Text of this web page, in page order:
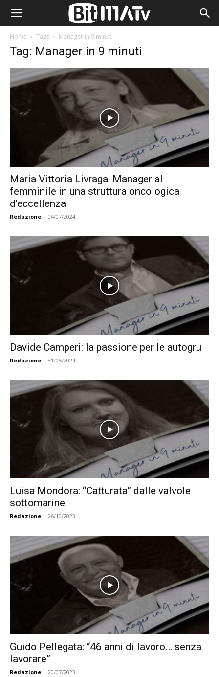
Home Tags Manager in 9 minuti
Tag: Manager in 9 minuti
Maria Vittoria Livraga: Manager al
femminile in una struttura oncologica
d’eccellenza
Redazione - 04/07/2024
Davide Camperi: la passione per le autogru
Redazione - 31/05/2024
Luisa Mondora: “Catturata” dalle valvole
sottomarine
Redazione - 26/10/2023
Guido Pellegata: “46 anni di lavoro… senza
lavorare”
Redazione - 20/07/2023